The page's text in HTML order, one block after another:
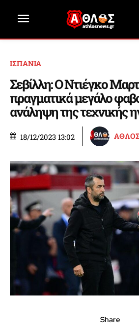
ΙΣΠΑΝΙΑ
Σεβίλλη: Ο Ντιέγκο
πραγματικά μεγάλο
ανάληψη της τεχνικής
18/12/2023 13:02 ΑΘΛΟΣ
Share